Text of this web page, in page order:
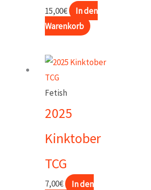
15,00€
In den
Warenkorb
Fetish
2025
Kinktober
TCG
7,00€ In den